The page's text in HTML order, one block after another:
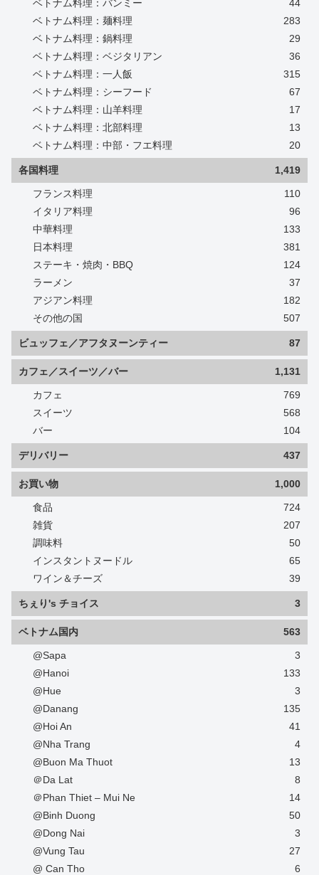
ベトナム料理：バンミー
44
ベトナム料理：麺料理
283
ベトナム料理：鍋料理
29
ベトナム料理：ベジタリアン
36
ベトナム料理：一人飯
315
ベトナム料理：シーフード
67
ベトナム料理：山羊料理
17
ベトナム料理：北部料理
13
ベトナム料理：中部・フエ料理
20
各国料理 1,419
フランス料理
110
イタリア料理
96
中華料理
133
日本料理
381
ステーキ・焼肉・BBQ
124
ラーメン
37
アジアン料理
182
その他の国
507
ビュッフェ／アフタヌーンティー 87
カフェ／スイーツ／バー 1,131
カフェ
769
スイーツ
568
バー
104
デリバリー 437
お買い物 1,000
食品
724
雑貨
207
調味料
50
インスタントヌードル
65
ワイン＆チーズ
39
ちぇり's チョイス 3
ベトナム国内 563
@Sapa
3
@Hanoi
133
@Hue
3
@Danang
135
@Hoi An
41
@Nha Trang
4
@Buon Ma Thuot
13
＠Da Lat
8
＠Phan Thiet – Mui Ne
14
@Binh Duong
50
@Dong Nai
3
@Vung Tau
27
@ Can Tho
6